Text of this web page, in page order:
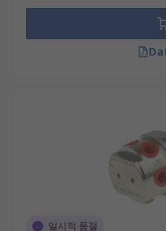
일시적 품절